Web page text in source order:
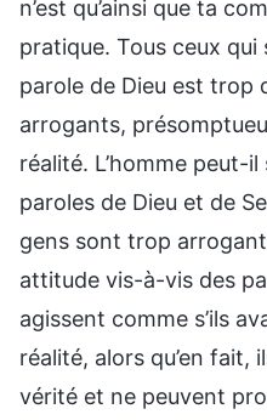
n’est qu’ainsi que ta
pratique. Tous ceux qui
parole de Dieu est trop
arrogants,
réalité. L’homme peut-
paroles de Dieu et de
gens sont trop
attitude vis-à-vis des
agissent comme s’ils
réalité, alors qu’en fait,
vérité et ne peuvent